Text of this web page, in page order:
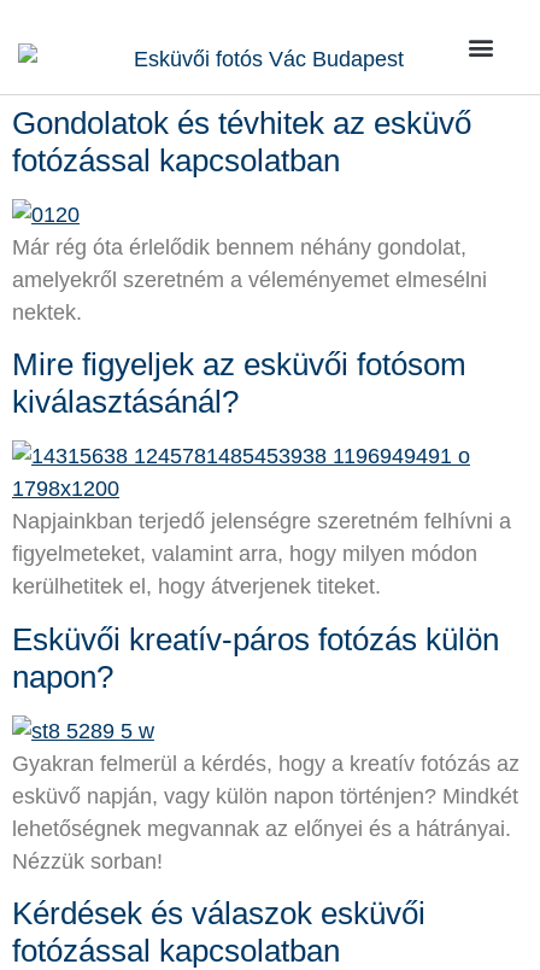
Gondolatok és tévhitek az esküvő
fotózással kapcsolatban
Már rég óta érlelődik bennem néhány gondolat,
amelyekről szeretném a véleményemet elmesélni
nektek.
Mire figyeljek az esküvői fotósom
kiválasztásánál?
Napjainkban terjedő jelenségre szeretném felhívni a
figyelmeteket, valamint arra, hogy milyen módon
kerülhetitek el, hogy átverjenek titeket.
Esküvői kreatív-páros fotózás külön
napon?
Gyakran felmerül a kérdés, hogy a kreatív fotózás az
esküvő napján, vagy külön napon történjen? Mindkét
lehetőségnek megvannak az előnyei és a hátrányai.
Nézzük sorban!
Kérdések és válaszok esküvői
fotózással kapcsolatban